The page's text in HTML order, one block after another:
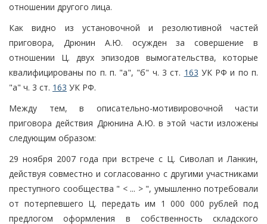
отношении другого лица.
Как видно из установочной и резолютивной частей
приговора, Дрюнин А.Ю. осужден за совершение в
отношении Ц. двух эпизодов вымогательства, которые
квалифицированы по п. п. "а", "б" ч. 3 ст. 163 УК РФ и по п.
"а" ч. 3 ст. 163 УК РФ.
Между тем, в описательно-мотивировочной части
приговора действия Дрюнина А.Ю. в этой части изложены
следующим образом:
29 ноября 2007 года при встрече с Ц. Сиволап и Ланкин,
действуя совместно и согласованно с другими участниками
преступного сообщества " < ... > ", умышленно потребовали
от потерпевшего Ц. передать им 1 000 000 рублей под
предлогом оформления в собственность складского